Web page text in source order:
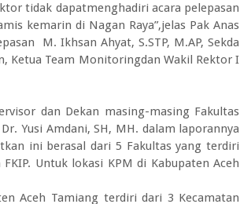
tidak dapatmenghadiri acara pelepasan
kemarin di Nagan Raya”,jelas Pak Anas
M. Ikhsan Ahyat, S.STP, M.AP, Sekda
Ketua Team Monitoringdan Wakil Rektor I
dan Dekan masing-masing Fakultas
Yusi Amdani, SH, MH. dalam laporannya
ini berasal dari 5 Fakultas yang terdiri
Untuk lokasi KPM di Kabupaten Aceh
Aceh Tamiang terdiri dari 3 Kecamatan